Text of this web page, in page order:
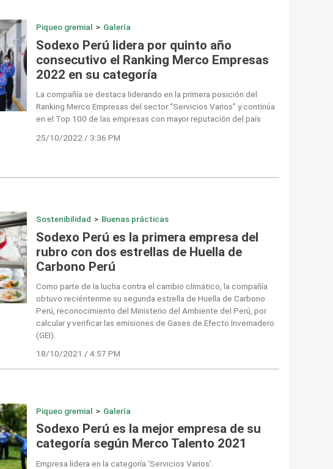
Piqueo gremial > Galería
Sodexo Perú lidera por quinto año
consecutivo el Ranking Merco Empresas
2022 en su categoría
La compañía se destaca liderando en la primera posición del
Ranking Merco Empresas del sector “Servicios Varios” y continúa
en el Top 100 de las empresas con mayor reputación del país
25/10/2022 / 3:36 PM
Sostenibilidad > Buenas prácticas
Sodexo Perú es la primera empresa del
rubro con dos estrellas de Huella de
Carbono Perú
Como parte de la lucha contra el cambio climático, la compañía
obtuvo reciéntenme su segunda estrella de Huella de Carbono
Perú, reconocimiento del Ministerio del Ambiente del Perú, por
calcular y verificar las emisiones de Gases de Efecto Invernadero
(GEI).
18/10/2021 / 4:57 PM
Piqueo gremial > Galería
Sodexo Perú es la mejor empresa de su
categoría según Merco Talento 2021
Empresa lidera en la categoría ‘Servicios Varios’.